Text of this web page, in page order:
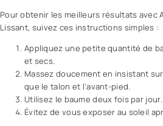
Pour obtenir les meilleurs résultats avec
Lissant, suivez ces instructions simples :
Appliquez une petite quantité de
et secs.
Massez doucement en insistant
que le talon et l’avant-pied.
Utilisez le baume deux fois par jour.
Évitez de vous exposer au soleil